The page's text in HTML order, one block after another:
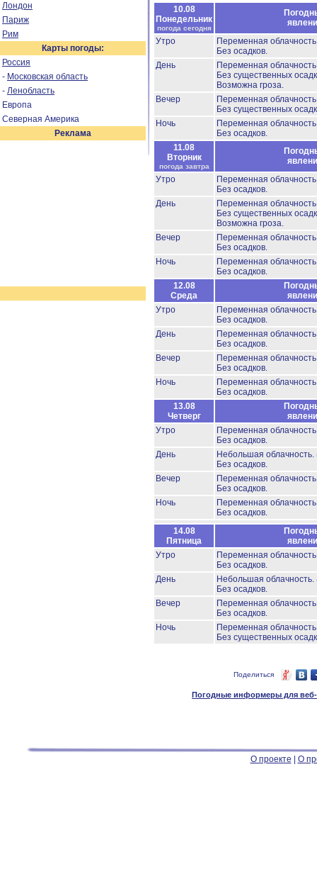
Лондон
Париж
Рим
Карты погоды:
Россия
- Московская область
- Ленобласть
Европа
Северная Америка
Реклама
10.08
Понедельник
погода сегодня
Утро
Переменная
Без осадков.
День
Переменная
Без существенных
Возможна гроза.
Вечер
Переменная
Без существенных
Ночь
Переменная
Без осадков.
11.08
Вторник
погода завтра
Утро
Переменная
Без осадков.
День
Переменная
Без существенных
Возможна гроза.
Вечер
Переменная
Без осадков.
Ночь
Переменная
Без осадков.
12.08
Среда
Утро
Переменная
Без осадков.
День
Переменная
Без осадков.
Вечер
Переменная
Без осадков.
Ночь
Переменная
Без осадков.
13.08
Четверг
Утро
Переменная
Без осадков.
День
Небольшая облачность.
Без осадков.
Вечер
Переменная
Без осадков.
Ночь
Переменная
Без осадков.
14.08
Пятница
Утро
Переменная
Без осадков.
День
Небольшая облачность.
Без осадков.
Вечер
Переменная
Без осадков.
Ночь
Переменная
Без существенных
Поделиться
Погодные информеры для веб-
О проекте О